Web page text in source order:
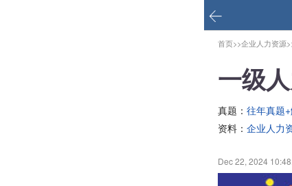
首页>>企业人力资源
一级
真题： 往年真题
资料： 企业人力
Dec 22, 2024